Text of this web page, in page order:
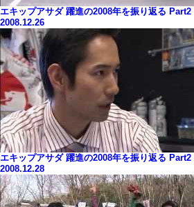
エキップアサダ 躍進の2008年を振り返る Part2
2008.12.26
エキップアサダ 躍進の2008年を振り返る Part2
2008.12.28